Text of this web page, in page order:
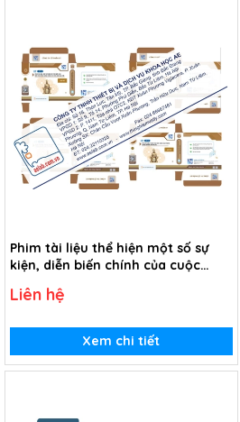
Phim tài liệu thể hiện một số sự
kiện, diễn biến chính của cuộc
Video)
Liên hệ
Xem chi tiết